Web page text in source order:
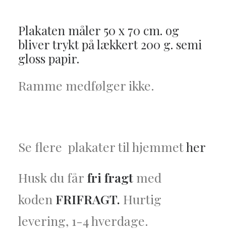
Plakaten måler 50 x 70 cm. og
bliver trykt på lækkert 200 g. semi
gloss papir.
Ramme medfølger ikke.
Se flere plakater til hjemmether
Husk du får fri fragt med
koden FRIFRAGT. Hurtig
levering, 1-4 hverdage.